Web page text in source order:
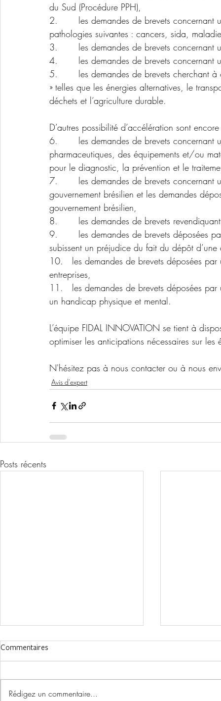
du Sud (Procédure PPH),
2.       les demandes de brevets concernant
pathologies suivantes : cancers, sida,
3.       les demandes de brevets concernant
4.       les demandes de brevets concernant
5.       les demandes de brevets cherchant
» telles que les énergies alternatives, le
déchets et l’agriculture durable.
D’autres possibilité d’accélération sont
6.       les demandes de brevets concernant
pharmaceutiques, des équipements et/ou
pour le diagnostic, la prévention et le
7.       les demandes de brevets concernant
gouvernement brésilien et les demandes
gouvernement brésilien,
8.       les demandes de brevets
9.       les demandes de brevets déposées
subissent un préjudice du fait du dépôt
10.   les demandes de brevets déposées
entreprises,
11.   les demandes de brevets déposées
un handicap physique et mental.
L’équipe FIDAL INNOVATION se tient à
optimiser les anticipations nécessaires sur les
N'hésitez pas à nous contacter ou à nous
Avis d'expert
Posts récents
Commentaires
Rédigez un commentaire...